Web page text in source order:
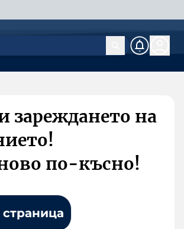
зареждането на
по-късно!